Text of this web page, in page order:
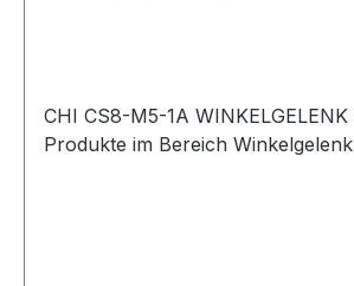
CHI CS8-M5-1A WINKELGELENK Weitere
Produkte im Bereich Winkelgelenk